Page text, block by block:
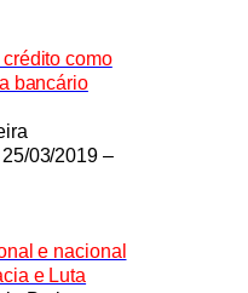
como
bancário
03/2019 –
e nacional
e Luta